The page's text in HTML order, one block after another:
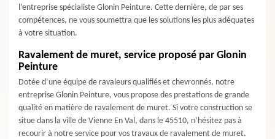
l’entreprise spécialiste Glonin Peinture. Cette dernière, de par ses
compétences, ne vous soumettra que les solutions les plus adéquates
à votre situation.
Ravalement de muret, service proposé par Glonin
Peinture
Dotée d’une équipe de ravaleurs qualifiés et chevronnés, notre
entreprise Glonin Peinture, vous propose des prestations de grande
qualité en matière de ravalement de muret. Si votre construction se
situe dans la ville de Vienne En Val, dans le 45510, n’hésitez pas à
recourir à notre service pour vos travaux de ravalement de muret.